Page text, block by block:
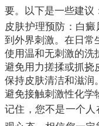
要。以下是一些建议
皮肤护理预防：白
到外界刺激。在日常
使用温和无刺激的洗
避免用力搓揉或抓挠
保持皮肤清洁和滋润。
避免接触刺激性化学
记住，您不是一个